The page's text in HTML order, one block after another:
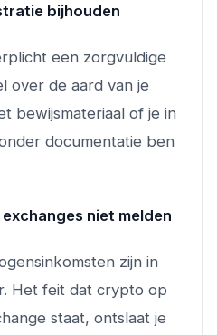
bijhouden
een zorgvuldige
over de aard van je
bewijsmateriaal of je in
documentatie ben
niet melden
zijn in
Het feit dat crypto op
staat, ontslaat je